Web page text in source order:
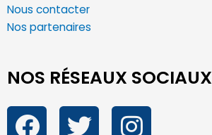
Nous contacter
Nos partenaires
NOS RÉSEAUX SOCIAUX